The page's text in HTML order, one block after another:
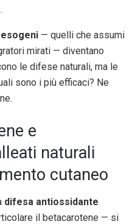
.
— quelli che assumi
mirati — diventano
le difese naturali, ma le
sono i più efficaci? Ne
e
naturali
cutaneo
difesa antiossidante
il betacarotene — si